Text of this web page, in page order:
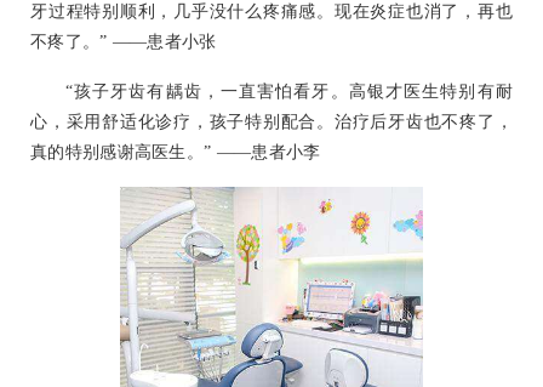
牙过程特别顺利，几乎没什么疼痛感。现在炎症也消了，再也
不疼了。” ——患者小张
“孩子牙齿有龋齿，一直害怕看牙。高银才医生特别有耐
心，采用舒适化诊疗，孩子特别配合。治疗后牙齿也不疼了，
真的特别感谢高医生。” ——患者小李